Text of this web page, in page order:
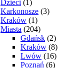
Dzieci (1)
Karkonosze (3)
Kraków (1)
Miasta (204)
Gdańsk (2)
Kraków (8)
Lwów (16)
Poznań (6)